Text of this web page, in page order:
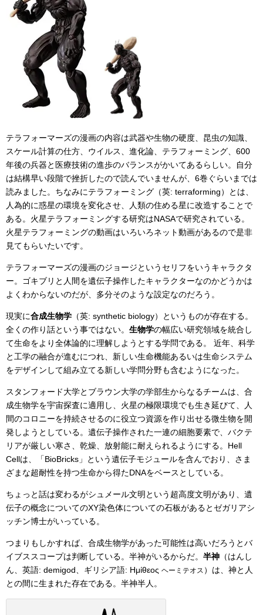
テラフォーマーズの漫画の内容は武器や生物の硬度、昆虫の知識、
スケール計算の仕方、ウイルス、進化論、テラフォーミング、600
年後の兵器と医療技術の進歩のバランスがかいてあるらしい。自分
は結構早い段階で挫折したので読んでいませんが、6巻ぐらいまでは
読みました。ちなみにテラフォーミング（英: terraforming）とは、
人為的に惑星の環境を変化させ、人類の住める星に改造することで
ある。火星テラフォーミングする研究はNASAで研究されている。
火星テラフォーミングの動画はいろいろネット動画があるので是非
見てもらいたいです。
テラフォーマーズの漫画のジョージというセリフをいうキャラクタ
ー。ゴキブリと人間を遺伝子操作したキャラクターなのかどうかは
よくわからないのだが、多分そのような設定なのだろう。
現実に合成生物学 （英: synthetic biology）というものが存在する。
全くの作り話という事ではない。 生物学の幅広い研究領域を統合し
て生命をより全体論的に理解しようとする学問である。 近年、科学
と工学の融合が進むにつれ、新しい生命機能あるいは生命システム
をデザインして組み立てる新しい学問分野も含むようになった。
スタンフォード大学とブラウン大学の学部生からなるチームは、合
成生物学を宇宙探査に適用し、火星の極限環境でも生き延びて、人
間のコロニーを持続させるのに役立つ資源を作り出せる微生物を開
発しようとしている。遺伝子操作された一連の細胞要素で、バクテ
リアが厳しい寒さ、乾燥、放射能に耐えられるようにする。Hell
Cellは、「BioBricks」という遺伝子モジュールを含んでおり、さま
ざまな超耐性を持つ生命から得たDNAをベースとしている。
ちょっと話は変わるがシュメール文明という超高度文明があり、遺
伝子の概念についてのXY染色体についての石板があるとゼガリアシ
ッチン博士がいっている。
つまりもしかすれば、合成生物学があった可能性は高いだろうとバ
イブススコープは判断している。半神がいるからだ。 半神 （はんし
ん、英語: demigod 、ギリシア語: Ημίθεος ヘーミテオス ）は、神と人
との間に生まれた存在である。半神半人。